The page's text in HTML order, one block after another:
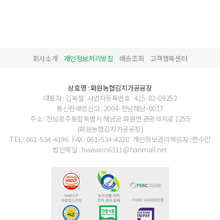
회사소개 개인정보처리방침 배송조회 고객행복센터
상호명 : 화원농협김치가공공장
대표자 : 김복철 사업자등록번호 : 415-82-09252
통신판매업신고 : 2004-전남해남-0017
주소 : 전남광주통합특별시 해남군 화원면 관광레저로 1255
(화원농협김치가공공장)
TEL : 061-534-4196 FAX : 061-534-4220 개인정보관리책임자 : 한수민
법인메일 : hwawon6311@hanmail.net